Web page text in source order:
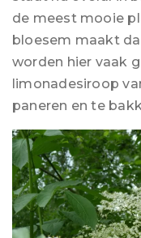
de meest mooie
bloesem maakt
worden hier vaak
limonadesiroop
paneren en te